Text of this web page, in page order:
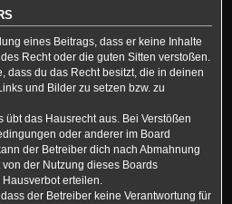
eines Beitrags, dass er keine Inhalte
Recht oder die guten Sitten verstoßen.
dass du das Recht besitzt, die in deinen
und Bilder zu setzen bzw. zu
übt das Hausrecht aus. Bei Verstößen
oder anderer im Board
der Betreiber dich nach Abmahnung
der Nutzung dieses Boards
erteilen.
der Betreiber keine Verantwortung für